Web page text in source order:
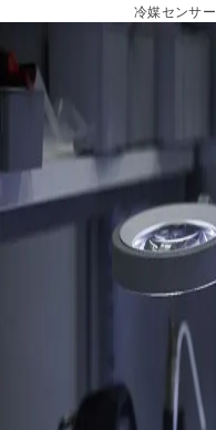
冷媒センサー